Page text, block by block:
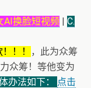
AI换脸短视频 | C.
！！
，此为众筹
众筹！等他变为
办法如下：
点击